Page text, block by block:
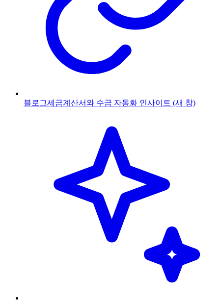
블로그세금계산서와 수금 자동화 인사이트 (새 창)